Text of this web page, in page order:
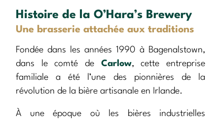
Histoire de la O’Hara’s Brewery
Une brasserie attachée aux traditions
Fondée dans les années 1990 à Bagenalstown,
dans le comté de Carlow, cette entreprise
familiale a été l’une des pionnières de la
révolution de la bière artisanale en Irlande.
À une époque où les bières industrielles